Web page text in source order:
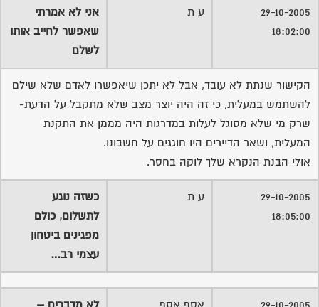
29-10-2005
18:02:00
ע ת
אני לא אמרתי
שאפשר לחייב אותו
לשלם
הקישור שנתת לא עובד, אבל לא יתכן שיאפשרו לאדם שלא שילם
להשתמש במעלית, כי זה היה יוצר מצב שלא מתקבל על הדעת-
שרק מי שלא מסוגל לעלות במדרגות היה מממן את התקנת
המעלית, ושאר הדיירים היו חוגגים על חשבונו.
אולי הבנת הנקרא שלך לוקה בחסר.
29-10-2005
18:05:00
ע ת
כשזה נוגע
לתשלום, כולם
מפגינים ביטחון
עצמי רב…